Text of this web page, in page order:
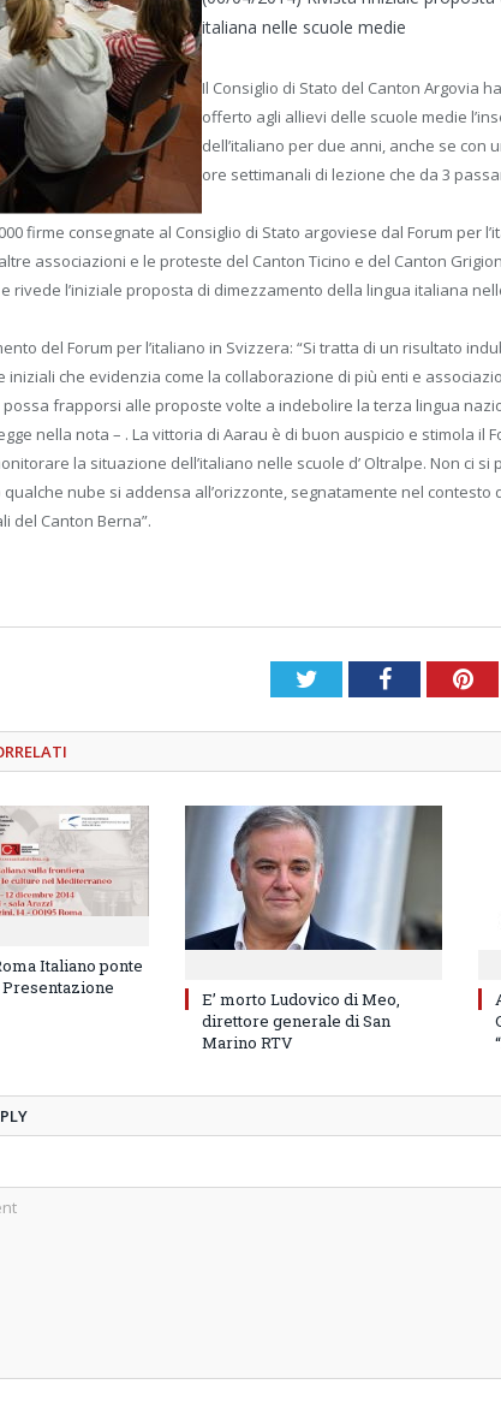
italiana nelle scuole medie
Il Consiglio di Stato del Canton Argovia
offerto agli allievi delle scuole medie
dell’italiano per due anni, anche se con
ore settimanali di lezione che da 3
firme consegnate al Consiglio di Stato argoviese dal Forum per
associazioni e le proteste del Canton Ticino e del Canton
rivede l’iniziale proposta di dimezzamento della lingua italiana
del Forum per l’italiano in Svizzera: “Si tratta di un risultato
iniziali che evidenzia come la collaborazione di più enti e
frapporsi alle proposte volte a indebolire la terza lingua
nella nota – . La vittoria di Aarau è di buon auspicio e stimola il
la situazione dell’italiano nelle scuole d’ Oltralpe. Non ci
nube si addensa all’orizzonte, segnatamente nel
del Canton Berna”.
TwitterFacebook
Italiano ponte
E’ morto Ludovico di Meo,
direttore generale di San
Marino RTV